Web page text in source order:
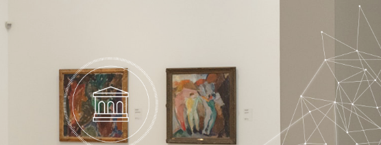
Le Sommet canadien des arts
Programme de leadership exécutif
Conseil d’administration
Ambassadeurs culturels